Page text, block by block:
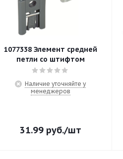
1077338 Элемент средней
петли со штифтом
Наличие уточняйте у
менеджеров
31.99руб./шт